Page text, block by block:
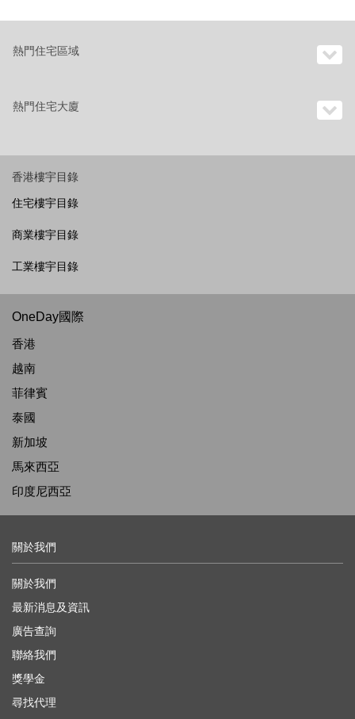
熱門住宅區域
熱門住宅大廈
香港樓宇目錄
住宅樓宇目錄
商業樓宇目錄
工業樓宇目錄
OneDay國際
香港
越南
菲律賓
泰國
新加坡
馬來西亞
印度尼西亞
關於我們
關於我們
最新消息及資訊
廣告查詢
聯絡我們
獎學金
尋找代理